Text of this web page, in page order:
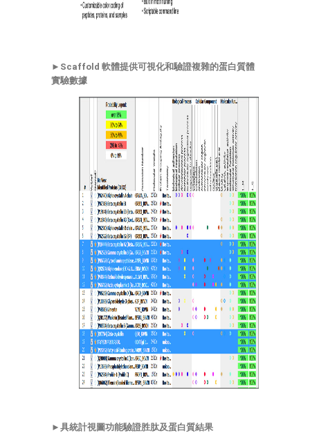
► Scaffold 軟體提供可視化和驗證複雜的蛋白質體
實驗數據
►具統計視圖功能驗證胜肽及蛋白質結果